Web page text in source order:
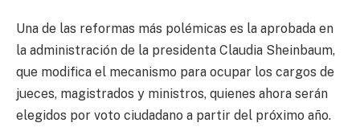
Una de las reformas más polémicas es la aprobada en
la administración de la presidenta Claudia Sheinbaum,
que modifica el mecanismo para ocupar los cargos de
jueces, magistrados y ministros, quienes ahora serán
elegidos por voto ciudadano a partir del próximo año.